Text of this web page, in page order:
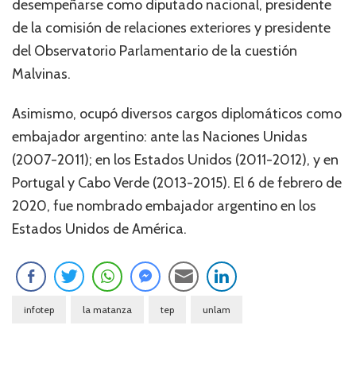
desempeñarse como diputado nacional, presidente
de la comisión de relaciones exteriores y presidente
del Observatorio Parlamentario de la cuestión
Malvinas.
Asimismo, ocupó diversos cargos diplomáticos como
embajador argentino: ante las Naciones Unidas
(2007-2011); en los Estados Unidos (2011-2012), y en
Portugal y Cabo Verde (2013-2015). El 6 de febrero de
2020, fue nombrado embajador argentino en los
Estados Unidos de América.
infotep la matanza tep unlam